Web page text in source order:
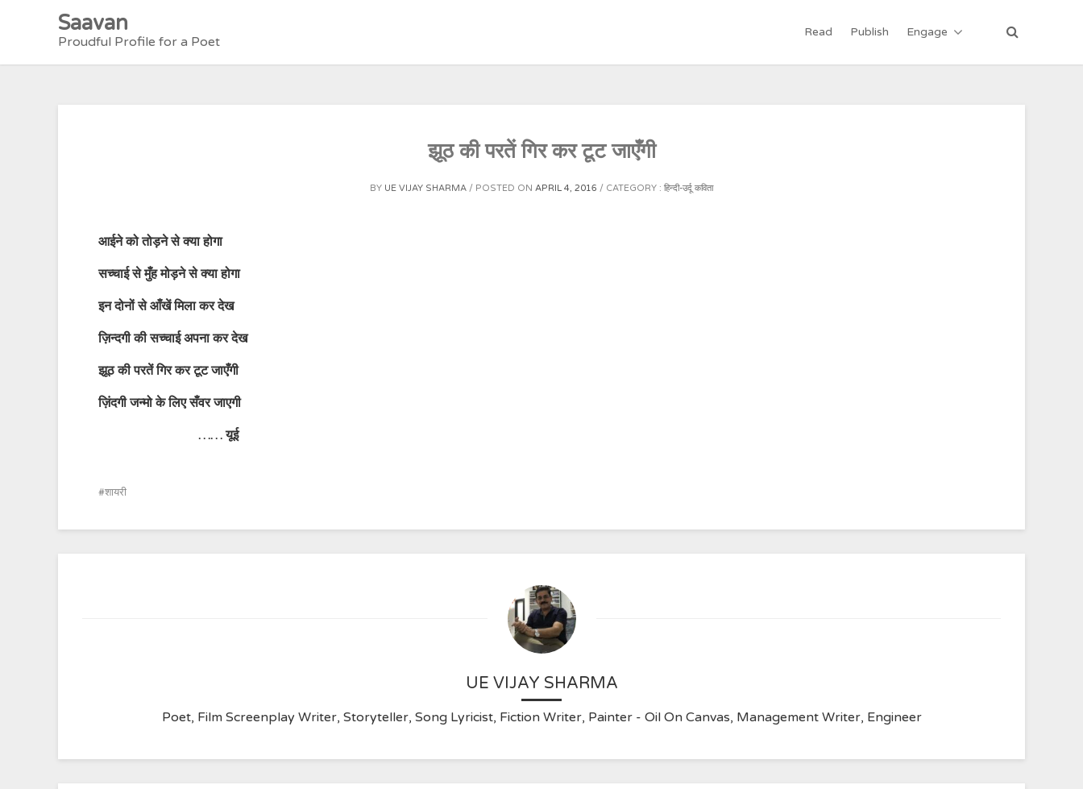
Saavan
Proudful Profile for a Poet
Read Publish Engage
झूठ की परतें गिर कर टूट जाएँगी
BY UE VIJAY SHARMA POSTED ON APRIL 4, 2016 CATEGORY : हिन्दी-उर्दू कविता
आईने को तोड़ने से क्या होगा
सच्चाई से मुँह मोड़ने से क्या होगा
इन दोनों से आँखें मिला कर देख
ज़िन्दगी की सच्चाई अपना कर देख
झूठ की परतें गिर कर टूट जाएँगी
ज़िंदगी जन्मो के लिए सँवर जाएगी
……यूई
शायरी
UE VIJAY SHARMA
Poet, Film Screenplay Writer, Storyteller, Song Lyricist, Fiction Writer, Painter - Oil On Canvas, Management Writer, Engineer